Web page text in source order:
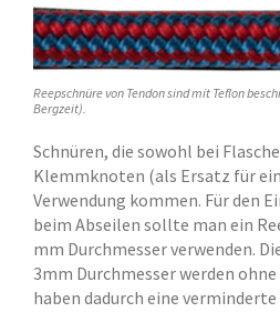
Reepschnüre von Tendon sind mit Teflon
Bergzeit).
Schnüren, die sowohl bei
Klemmknoten (als Ersatz für
Verwendung kommen. Für den
beim Abseilen sollte man ein
mm Durchmesser verwenden.
3mm Durchmesser werden
haben dadurch eine